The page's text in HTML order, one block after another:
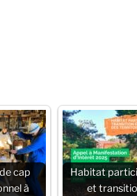
cap
à
Habitat
et